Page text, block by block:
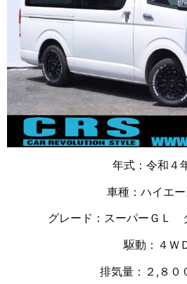
年式：令和４
車種：ハイエ
グレード：スーパーＧＬ
駆動：４Ｗ
排気量：２,８０